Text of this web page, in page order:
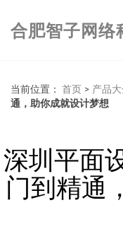
合肥智子网络
当前位置： 首页 > 产品
通，助你成就设计梦想
深圳平面
门到精通